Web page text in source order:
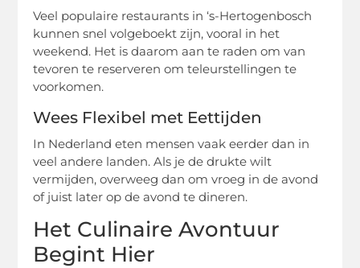
Veel populaire restaurants in ‘s-Hertogenbosch
kunnen snel volgeboekt zijn, vooral in het
weekend. Het is daarom aan te raden om van
tevoren te reserveren om teleurstellingen te
voorkomen.
Wees Flexibel met Eettijden
In Nederland eten mensen vaak eerder dan in
veel andere landen. Als je de drukte wilt
vermijden, overweeg dan om vroeg in de avond
of juist later op de avond te dineren.
Het Culinaire Avontuur
Begint Hier